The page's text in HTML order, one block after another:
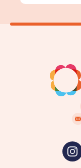
*
zijn